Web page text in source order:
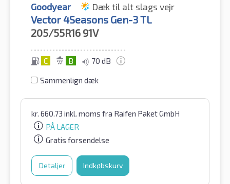
Goodyear Dæk til alt slags vejr
Vector 4Seasons Gen-3 TL
205/55R16 91V
C B 70 dB
Sammenlign dæk
kr. 660.73 inkl. moms fra Raifen Paket GmbH
PÅ LAGER
Gratis forsendelse
Detaljer Indkøbskurv